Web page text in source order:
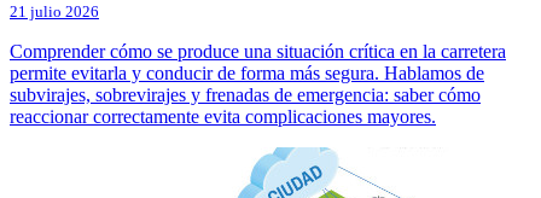
21 julio 2026
Comprender cómo se produce una situación crítica en la carretera
permite evitarla y conducir de forma más segura. Hablamos de
subvirajes, sobrevirajes y frenadas de emergencia: saber cómo
reaccionar correctamente evita complicaciones mayores.